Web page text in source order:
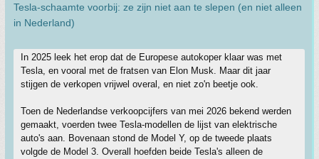
Tesla-schaamte voorbij: ze zijn niet aan te slepen (en niet alleen
in Nederland)
In 2025 leek het erop dat de Europese autokoper klaar was met
Tesla, en vooral met de fratsen van Elon Musk. Maar dit jaar
stijgen de verkopen vrijwel overal, en niet zo'n beetje ook.
Toen de Nederlandse verkoopcijfers van mei 2026 bekend werden
gemaakt, voerden twee Tesla-modellen de lijst van elektrische
auto's aan. Bovenaan stond de Model Y, op de tweede plaats
volgde de Model 3. Overall hoefden beide Tesla's alleen de